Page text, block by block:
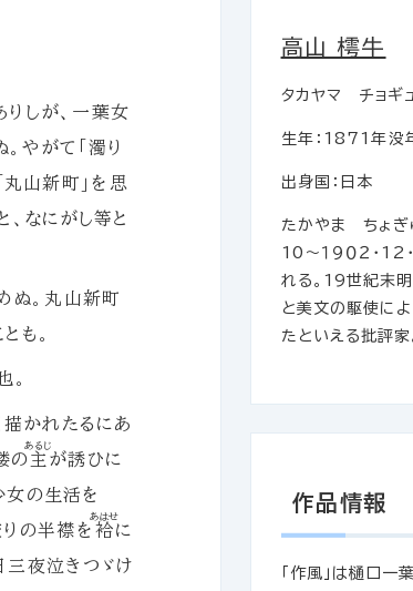
りしが、一葉女
。やがて「濁り
丸山新町」を思
、なにがし等と
ぬ。丸山新町
も。
。
描かれたるにあ
の 主
あるじ
が誘ひに
女の生活を
の半襟を 袷
あはせ
に
三夜泣きつゞけ
高山 樗牛
タカヤマ チョギ
生年：1871年没
出身国：日本
たかやま ちょぎ
10～１９０２・
れる。19世紀末
と美文の駆使に
たといえる批評家
作品情報
「作風」は樋口